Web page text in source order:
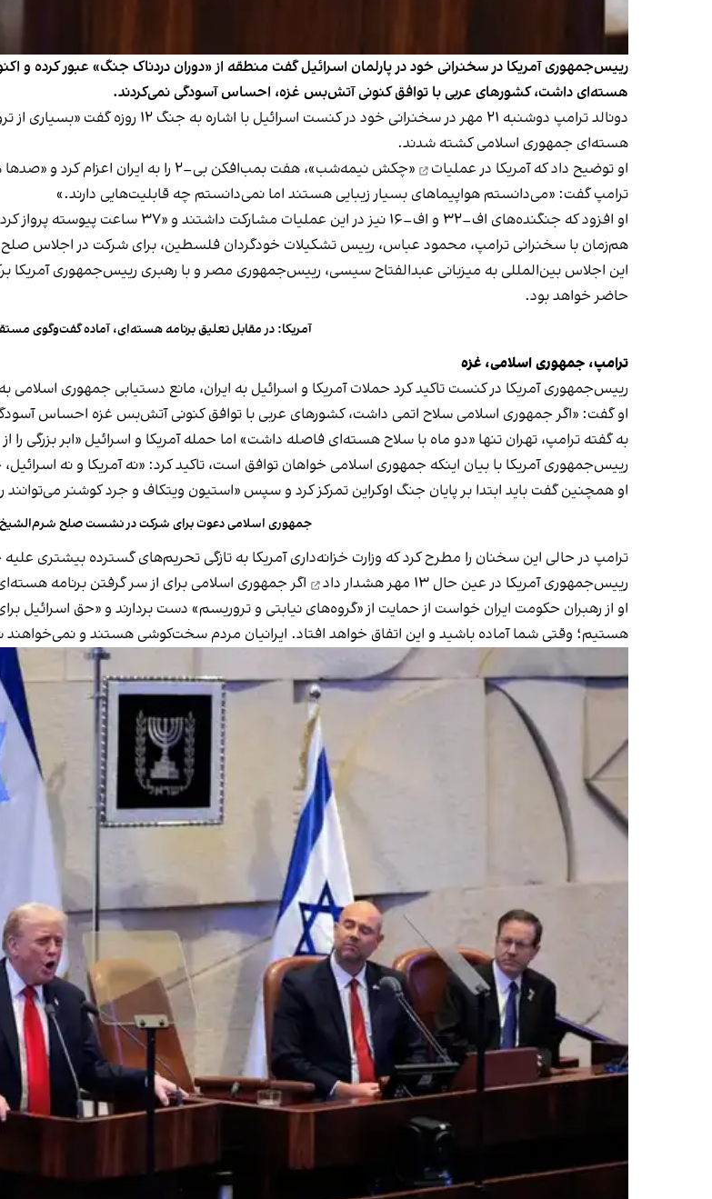
رییس‌جمهوری آمریکا در سخنرانی خود در پارلمان اسرائیل گفت منطقه از «دوران دردناک جنگ» عبور کرده و
هسته‌ای داشت، کشورهای عربی با توافق کنونی آتش‌بس غزه، احساس آسودگی نمی‌کردند.
دونالد ترامپ دوشنبه ۲۱ مهر در سخنرانی
هسته‌ای جمهوری اسلامی کشته شدند.
او توضیح داد که آمریکا درعملیات
«چکش نیمه‌شب»، هفت بمب‌افکن بی–۲ را به ایران اعزام کرد و «صدها هواپیمای سوخت‌رسان» این عملیات را پشتیبانی کردند.
ترامپ گفت: «می‌دانستم هواپیماهای بسیار زیبایی هستند اما نمی‌دانستم چه قابلیت‌هایی دارند.»
او افزود که جنگنده‌های اف–۳۲ و اف–۱۶ نیز در این عملیات مشارکت داشتند و «۳۷ ساعت پیوسته پرواز کردند».
هم‌زمان با سخنرانی ترامپ، محمود عباس، رییس تشکیلات خودگردان فلسطین، برای شرکت در اجلاس
این اجلاس بین‌المللی به میزبانی عبدالفتاح سیسی، رییس‌جمهوری مصر و با رهبری رییس‌جمهوری آمریکا
حاضر خواهد بود.
آمریکا: در مقابل تعلیق برنامه هسته‌ای، آماده گفت‌وگوی
ترامپ، جمهوری اسلامی، غزه
رییس‌جمهوری آمریکا در کنست تاکید کرد حملات آمریکا و اسرائیل به ایران، مانع دستیابی جمهوری
او گفت: «اگر جمهوری اسلامی سلاح اتمی داشت، کشورهای عربی با توافق کنونی آتش‌بس غزه احساس
به گفته ترامپ، تهران تنها «دو ماه با سلاح هسته‌ای فاصله داشت» اما حمله آمریکا و اسرائیل «ابر بزرگی را از
رییس‌جمهوری آمریکا با بیان اینکه جمهوری اسلامی خواهان توافق است، تاکید کرد: «نه آمریکا و نه
او همچنین گفت باید ابتدا بر پایان جنگ اوکراین تمرکز کرد و سپس «استیون ویتکاف و جرد کوشنر می‌توانند
جمهوری اسلامی دعوت برای شرکت در نشست صلح شرم‌الشیخ
ترامپ در حالی این سخنان را مطرح کرد که وزارت خزانه‌داری آمریکا به تازگی تحریم‌های گسترده بیشتری
رییس‌جمهوری آمریکا در عین حال ۱۳ مهر
هشدار داد
اگر جمهوری اسلامی برای از سر گرفتن برنامه
او از رهبران حکومت ایران خواست از حمایت از «گروه‌های نیابتی و تروریسم» دست بردارند و «حق اسرائیل
هستیم؛ وقتی شما آماده باشید و این اتفاق خواهد افتاد. ایرانیان مردم سخت‌کوشی هستند و